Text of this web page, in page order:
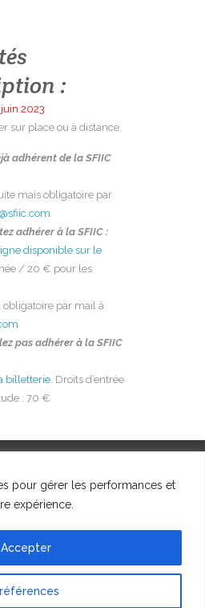
pour gérer les performances et
expérience.
Accepter
:
2023
sur place ou à distance.
adhérent de la SFIIC
mais obligatoire par
adhérer à la SFIIC :
disponible sur le
/ 20 € pour les
obligatoire par mail à
pas adhérer à la SFIIC
billetterie. Droits d’entrée
: 70 €